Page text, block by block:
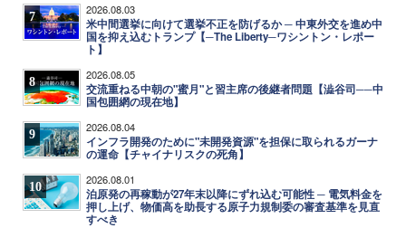
7 2026.08.03
米中間選挙に向けて選挙不正を防げるか ─ 中東外交を進め中
国を抑え込むトランプ【─The Liberty─ワシントン・レポー
ト】
8 2026.08.05
交流重ねる中朝の"蜜月"と習主席の後継者問題【澁谷司──中
国包囲網の現在地】
9 2026.08.04
インフラ開発のために"未開発資源"を担保に取られるガーナ
の運命【チャイナリスクの死角】
10 2026.08.01
泊原発の再稼動が27年末以降にずれ込む可能性 ─ 電気料金を
押し上げ、物価高を助長する原子力規制委の審査基準を見直
すべき